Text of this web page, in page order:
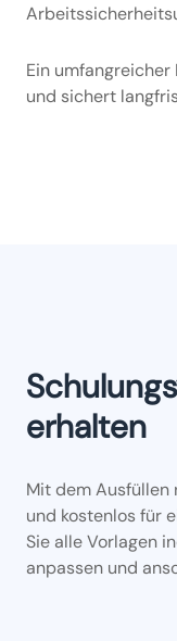
Ein
und sichert
erhalten
Mit dem
und kostenlos für
Sie alle Vorlagen
anpassen und